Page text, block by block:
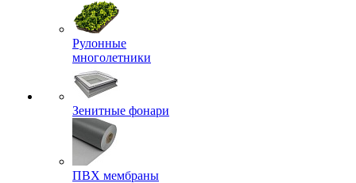
Рулонные
многолетники
Зенитные фонари
ПВХ мембраны